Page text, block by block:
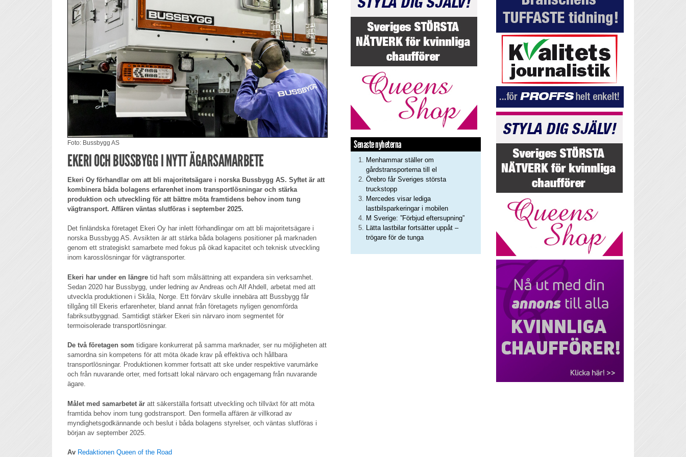
Foto: Bussbygg AS
EKERI OCH BUSSBYGG I NYTT ÄGARSAMARBETE
Ekeri Oy förhandlar om att bli majoritetsägare i norska Bussbygg AS. Syftet är att
kombinera båda bolagens erfarenhet inom transportlösningar och stärka
produktion och utveckling för att bättre möta framtidens behov inom tung
vägtransport. Affären väntas slutföras i september 2025.
Det finländska företaget Ekeri Oy har inlett förhandlingar om att bli majoritetsägare i
norska Bussbygg AS. Avsikten är att stärka båda bolagens positioner på marknaden
genom ett strategiskt samarbete med fokus på ökad kapacitet och teknisk utveckling
inom karosslösningar för vägtransporter.
Ekeri har under en längre tid haft som målsättning att expandera sin verksamhet.
Sedan 2020 har Bussbygg, under ledning av Andreas och Alf Ahdell, arbetat med att
utveckla produktionen i Skåla, Norge. Ett förvärv skulle innebära att Bussbygg får
tillgång till Ekeris erfarenheter, bland annat från företagets nyligen genomförda
fabriksutbyggnad. Samtidigt stärker Ekeri sin närvaro inom segmentet för
termoisolerade transportlösningar.
De två företagen som tidigare konkurrerat på samma marknader, ser nu möjligheten att
samordna sin kompetens för att möta ökade krav på effektiva och hållbara
transportlösningar. Produktionen kommer fortsatt att ske under respektive varumärke
och från nuvarande orter, med fortsatt lokal närvaro och engagemang från nuvarande
ägare.
Målet med samarbetet är att säkerställa fortsatt utveckling och tillväxt för att möta
framtida behov inom tung godstransport. Den formella affären är villkorad av
myndighetsgodkännande och beslut i båda bolagens styrelser, och väntas slutföras i
början av september 2025.
Av Redaktionen Queen of the Road
Senaste nyheterna
Menhammar ställer om
gårdstransporterna till el
Örebro får Sveriges största
truckstopp
Mercedes visar lediga
lastbilsparkeringar i mobilen
M Sverige: ”Förbjud eftersupning”
Lätta lastbilar fortsätter uppåt –
trögare för de tunga